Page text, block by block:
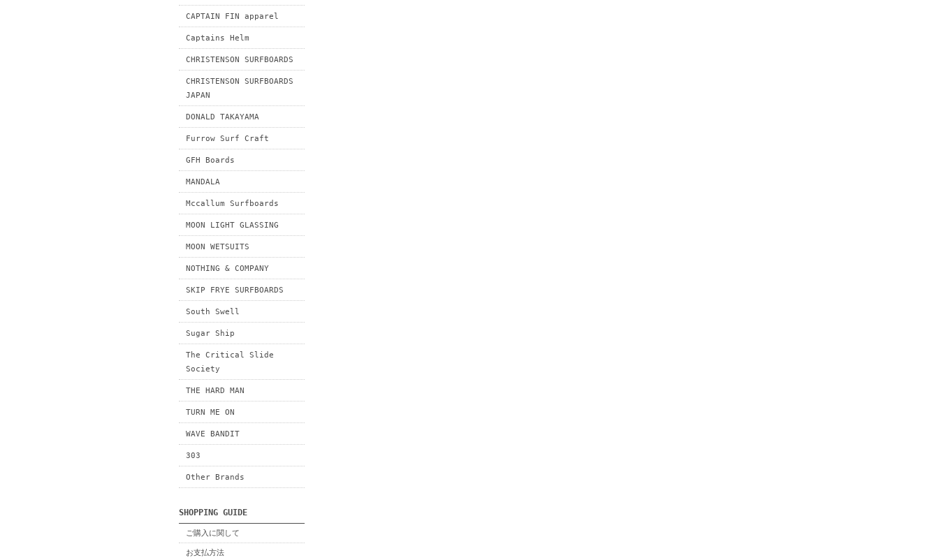
CAPTAIN FIN apparel
Captains Helm
CHRISTENSON SURFBOARDS
CHRISTENSON SURFBOARDS
JAPAN
DONALD TAKAYAMA
Furrow Surf Craft
GFH Boards
MANDALA
Mccallum Surfboards
MOON LIGHT GLASSING
MOON WETSUITS
NOTHING & COMPANY
SKIP FRYE SURFBOARDS
South Swell
Sugar Ship
The Critical Slide
Society
THE HARD MAN
TURN ME ON
WAVE BANDIT
303
Other Brands
SHOPPING GUIDE
ご購入に関して
お支払方法